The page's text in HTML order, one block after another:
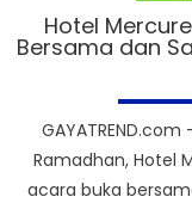
Hotel
Bersama dan
Ramadhan, Hotel
acara buka